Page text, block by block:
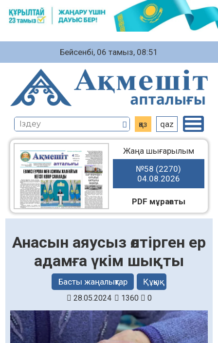
Бейсенбі, 06 тамыз, 08:51
қаз qaz
Жаңа шығарылым
№58 (2270)
04.08.2026
PDF мұрағаты
Анасын аяусыз өлтірген ер
адамға үкім шықты
Басты жаңалықтар Құқық
28.05.2024 1360 0